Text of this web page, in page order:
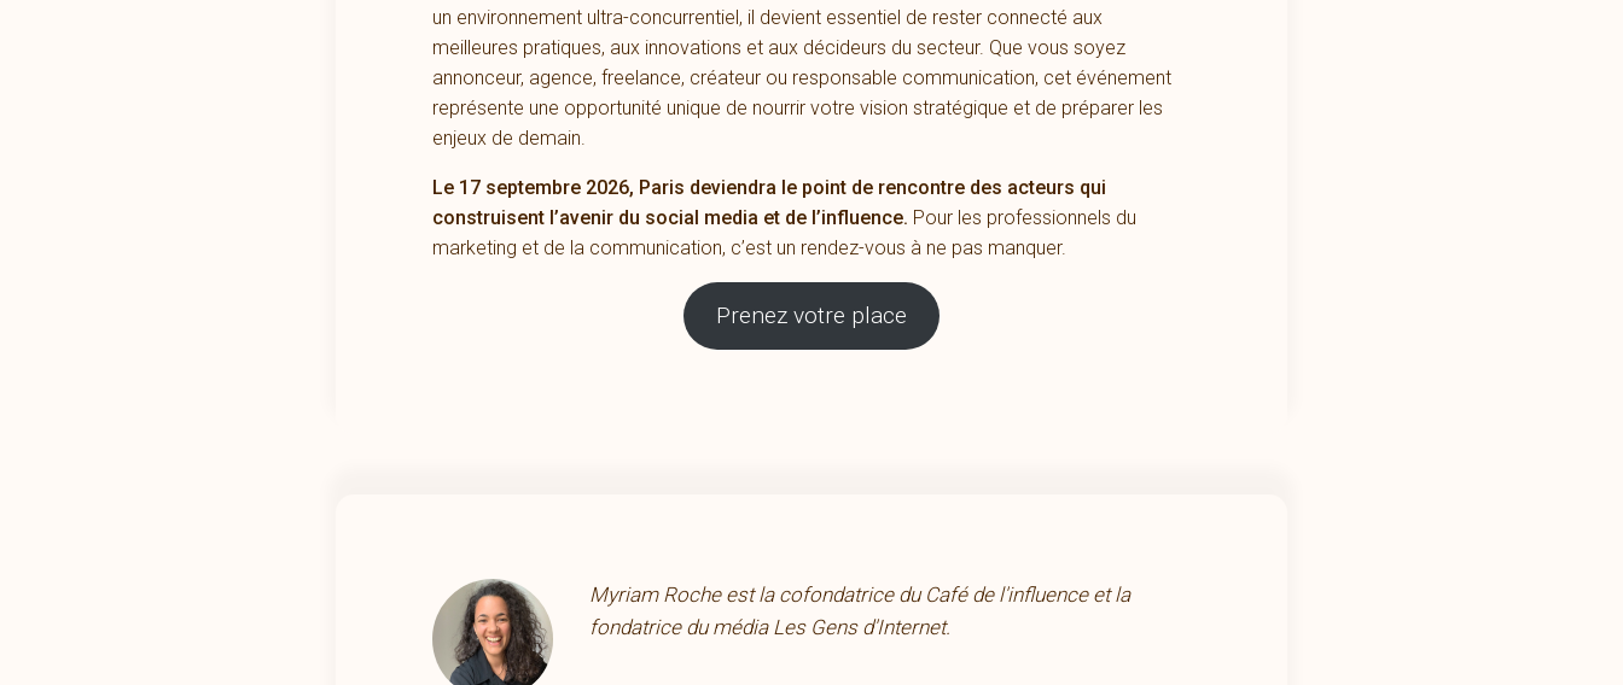
un environnement ultra-concurrentiel, il devient essentiel de rester connecté aux
meilleures pratiques, aux innovations et aux décideurs du secteur. Que vous soyez
annonceur, agence, freelance, créateur ou responsable communication, cet événement
représente une opportunité unique de nourrir votre vision stratégique et de préparer les
enjeux de demain.
Le 17 septembre 2026, Paris deviendra le point de rencontre des acteurs qui
construisent l’avenir du social media et de l’influence. Pour les professionnels du
marketing et de la communication, c’est un rendez-vous à ne pas manquer.
Prenez votre place
Myriam Roche est la cofondatrice du Café de l'influence et la
fondatrice du média Les Gens d'Internet.